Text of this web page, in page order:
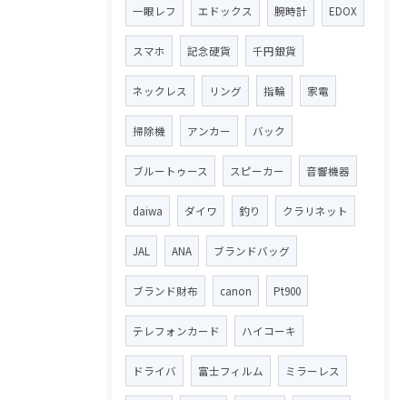
一眼レフ エドックス 腕時計 EDOX
スマホ 記念硬貨 千円銀貨
ネックレス リング 指輪 家電
掃除機 アンカー バック
ブルートゥース スピーカー 音響機器
daiwa ダイワ 釣り クラリネット
JAL ANA ブランドバッグ
ブランド財布 canon Pt900
テレフォンカード ハイコーキ
ドライバ 富士フィルム ミラーレス